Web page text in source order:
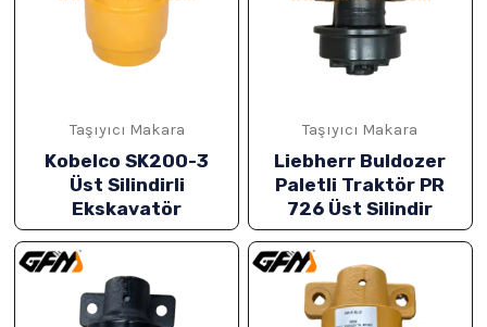
Taşıyıcı Makara
Kobelco SK200-3
Üst Silindirli
Ekskavatör
Taşıyıcı Makara
Liebherr Buldozer
Paletli Traktör PR
726 Üst Silindir